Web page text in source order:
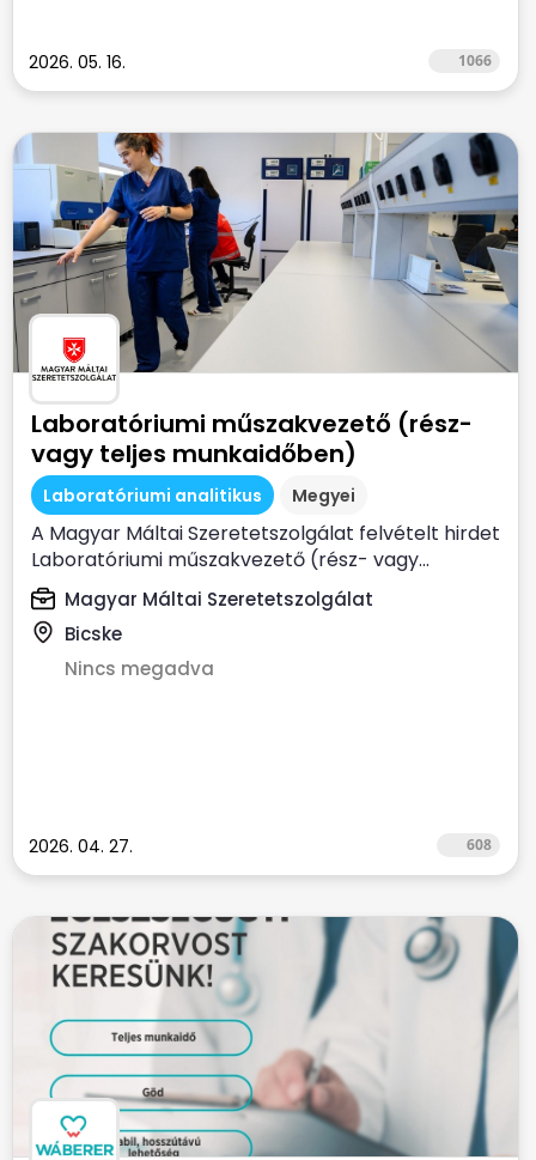
2026. 05. 16. 1066
Laboratóriumi műszakvezető (rész-
vagy teljes munkaidőben)
Laboratóriumi analitikus Megyei
A Magyar Máltai Szeretetszolgálat felvételt hirdet
Laboratóriumi műszakvezető (rész- vagy...
Magyar Máltai Szeretetszolgálat
Bicske
Nincs megadva
2026. 04. 27. 608